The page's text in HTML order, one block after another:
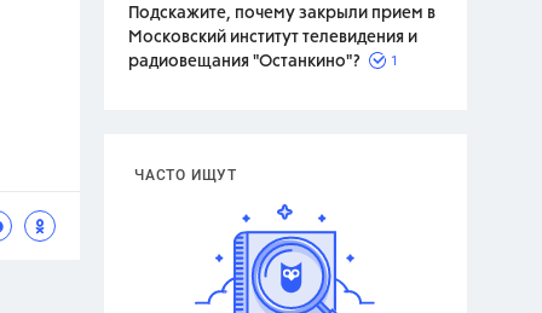
Подскажите, почему закрыли прием в
Московский институт телевидения и
радиовещания "Останкино"?
1
ЧАСТО ИЩУТ